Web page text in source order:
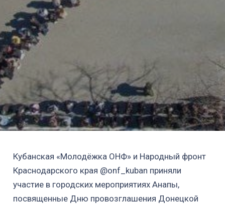
Кубанская «Молодёжка ОНФ» и Народный фронт
Краснодарского края @onf_kuban приняли
участие в городских мероприятиях Анапы,
посвященные Дню провозглашения Донецкой